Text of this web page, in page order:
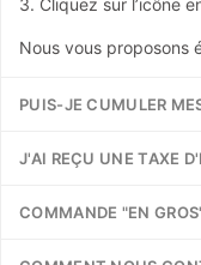
3. Cliquez sur l’icône
Nous vous proposons
PUIS-JE CUMULER
J'AI REÇU UNE TAXE
COMMANDE "EN